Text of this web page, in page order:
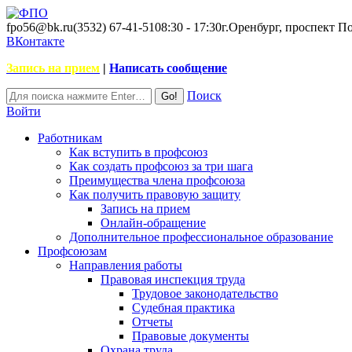
fpo56@bk.ru(3532) 67-41-5108:30 - 17:30г.Оренбург, проспект
ВКонтакте
Запись на прием | Написать сообщение
Поиск
Войти
Работникам
Как вступить в профсоюз
Как создать профсоюз за три шага
Преимущества члена профсоюза
Как получить правовую защиту
Запись на прием
Онлайн-обращение
Дополнительное профессиональное образование
Профсоюзам
Направления работы
Правовая инспекция труда
Трудовое законодательство
Судебная практика
Отчеты
Правовые документы